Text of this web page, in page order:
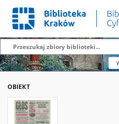
OBIEKT